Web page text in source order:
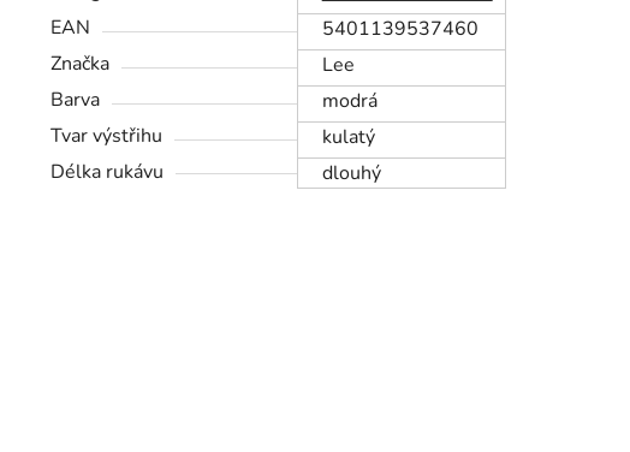
EAN
5401139537460
Značka
Lee
Barva
modrá
Tvar výstřihu
kulatý
Délka rukávu
dlouhý